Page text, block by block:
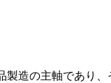
製造の主軸であり